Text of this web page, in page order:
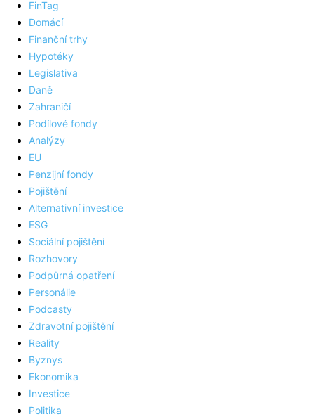
FinTag
Domácí
Finanční trhy
Hypotéky
Legislativa
Daně
Zahraničí
Podílové fondy
Analýzy
EU
Penzijní fondy
Pojištění
Alternativní investice
ESG
Sociální pojištění
Rozhovory
Podpůrná opatření
Personálie
Podcasty
Zdravotní pojištění
Reality
Byznys
Ekonomika
Investice
Politika